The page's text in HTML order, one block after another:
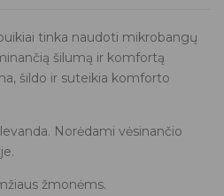
tinka naudoti mikrobangų
šilumą ir komfortą
šildo ir suteikia komforto
Norėdami vėsinančio
žmonėms.